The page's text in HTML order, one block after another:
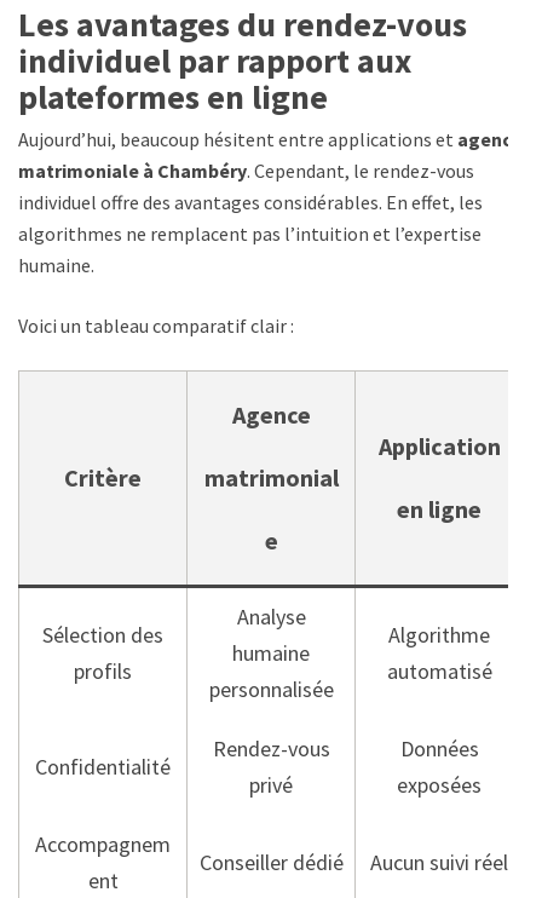
Les avantages du rendez-vous
individuel par rapport aux
plateformes en ligne
Aujourd’hui, beaucoup hésitent entre applications et agence
matrimoniale à Chambéry. Cependant, le rendez-vous
individuel offre des avantages considérables. En effet, les
algorithmes ne remplacent pas l’intuition et l’expertise
humaine.
Voici un tableau comparatif clair :
Critère
Agence
matrimonial
e
Application
en ligne
Sélection des
profils
Analyse
humaine
personnalisée
Algorithme
automatisé
Confidentialité
Rendez-vous
privé
Données
exposées
Accompagnem
ent
Conseiller dédié Aucun suivi réel